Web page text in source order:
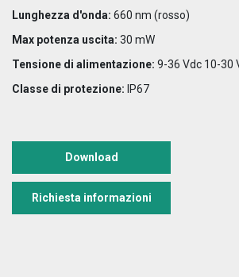
Lunghezza d'onda: 660 nm (rosso)
Max potenza uscita: 30 mW
Tensione di alimentazione: 9-36 Vdc 10-30
Classe di protezione: IP67
Download
Richiesta informazioni